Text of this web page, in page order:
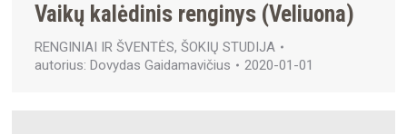
Vaikų kalėdinis renginys (Veliuona)
RENGINIAI IR ŠVENTĖS, ŠOKIŲ STUDIJA
autorius: Dovydas Gaidamavičius 2020-01-01